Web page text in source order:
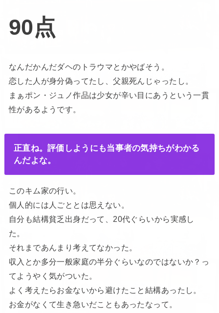
90点
なんだかんだダヘのトラウマとかやばそう。
恋した人が身分偽ってたし、父親死んじゃったし。
まぁポン・ジュノ作品は少女が辛い目にあうという一貫
性があるようです。
正直ね。評価しようにも当事者の気持ちがわかる
んだよな。
このキム家の行い。
個人的には人ごととは思えない。
自分も結構貧乏出身だって、20代ぐらいから実感し
た。
それまであんまり考えてなかった。
収入とか多分一般家庭の半分ぐらいなのではないか？っ
てようやく気がついた。
よく考えたらお金ないから避けたこと結構あったし。
お金がなくて生き急いだこともあったなって。